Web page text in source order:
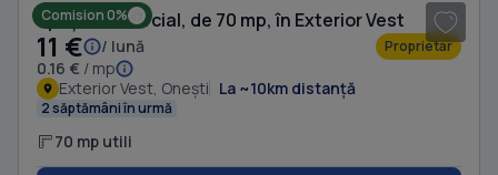
Comision 0%
Spațiu comercial, de 70 mp, în Exterior Vest
11 €
/ lună
0.16 € / mp
Proprietar
Exterior Vest, Onești La ~10km distanță
2 săptămâni în urmă
70 mp utili